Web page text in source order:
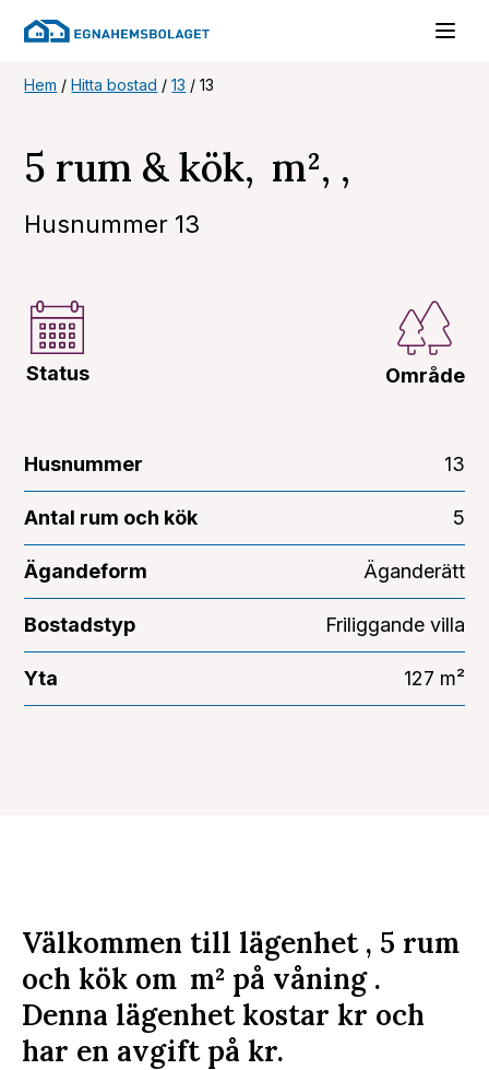
Hem /Hitta bostad /13 /13
5 rum & kök, m², ,
Husnummer 13
Status Område
Husnummer 13
Antal rum och kök 5
Ägandeform Äganderätt
Bostadstyp Friliggande villa
Yta 127 m²
Välkommen till lägenhet , 5 rum
och kök om m² på våning .
Denna lägenhet kostar kr och
har en avgift på kr.